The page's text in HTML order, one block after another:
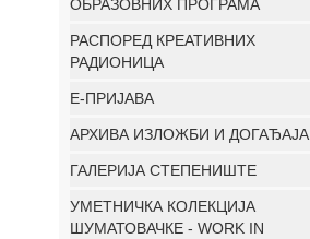
ОБРАЗОВНИХ ПРОГРАМА
РАСПОРЕД КРЕАТИВНИХ
РАДИОНИЦА
E-ПРИЈАВА
АРХИВА ИЗЛОЖБИ И ДОГАЂАЈА
ГАЛЕРИЈА СТЕПЕНИШТЕ
УМЕТНИЧКА КОЛЕКЦИЈА
ШУМАТОВАЧКЕ - WORK IN